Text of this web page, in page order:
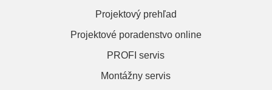
Projektový prehľad
Projektové poradenstvo online
PROFI servis
Montážny servis